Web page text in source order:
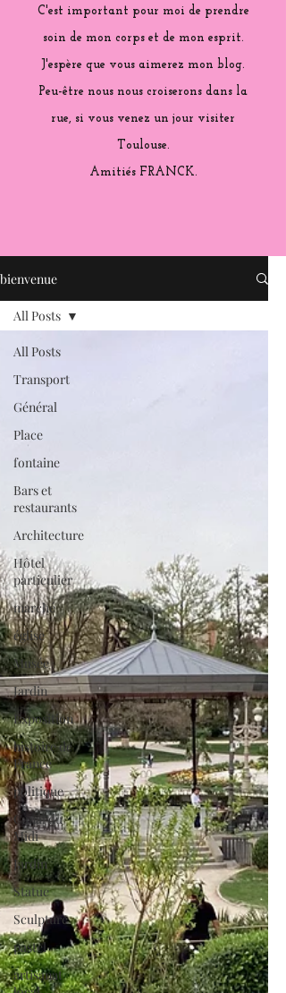
C'est important pour moi de prendre
soin de mon corps et de mon esprit.
J'espère que vous aimerez mon blog.
Peu-être nous nous croiserons dans la
rue, si vous venez un jour visiter
Toulouse.
Amitiés FRANCK.
bienvenue
All Posts
Transport
Général
Place
fontaine
Bars et
restaurants
Architecture
Hôtel
particulier
marché
église
Musée
Jardin
Exposition
histoire de
France
politique
Canal du
Midi
Jardin
Statue
Sculpture
pastel
artisanat
All Posts